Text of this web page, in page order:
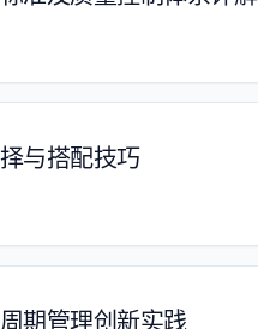
与搭配技巧
期管理创新实践